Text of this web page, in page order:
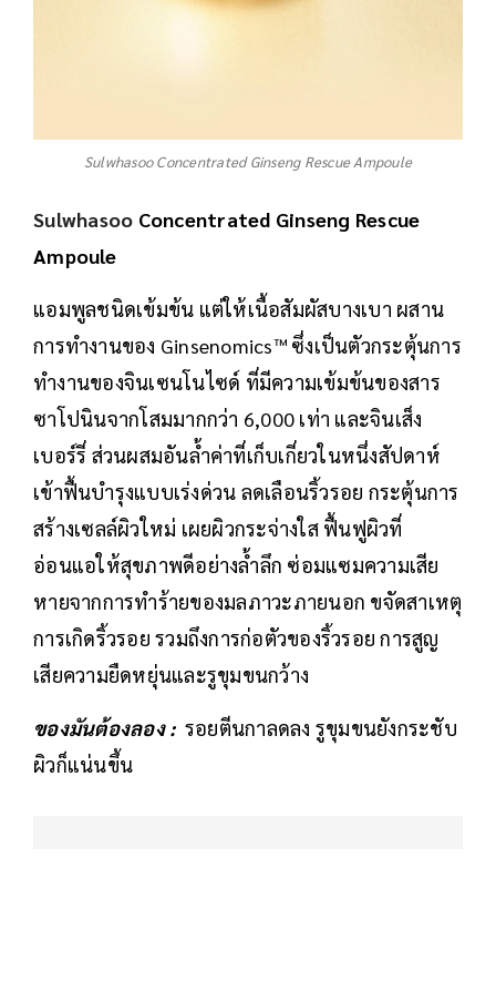
Sulwhasoo Concentrated Ginseng Rescue Ampoule
Sulwhasoo Concentrated Ginseng Rescue
Ampoule
แอมพูลชนิดเข้มข้น แต่ให้เนื้อสัมผัสบางเบา ผสาน
การทำงานของ Ginsenomics™ ซึ่งเป็นตัวกระตุ้นการ
ทำงานของจินเซนโนไซด์ ที่มีความเข้มข้นของสาร
ซาโปนินจากโสมมากกว่า 6,000 เท่า และจินเส็ง
เบอร์รี่ ส่วนผสมอันล้ำค่าที่เก็บเกี่ยวในหนึ่งสัปดาห์
เข้าฟื้นบำรุงแบบเร่งด่วน ลดเลือนริ้วรอย กระตุ้นการ
สร้างเซลล์ผิวใหม่ เผยผิวกระจ่างใส ฟื้นฟูผิวที่
อ่อนแอให้สุขภาพดีอย่างล้ำลึก ซ่อมแซมความเสีย
หายจากการทำร้ายของมลภาวะภายนอก ขจัดสาเหตุ
การเกิดริ้วรอย รวมถึงการก่อตัวของริ้วรอย การสูญ
เสียความยืดหยุ่นและรูขุมขนกว้าง
ของมันต้องลอง : รอยตีนกาลดลง รูขุมขนยังกระชับ
ผิวก็แน่นขึ้น